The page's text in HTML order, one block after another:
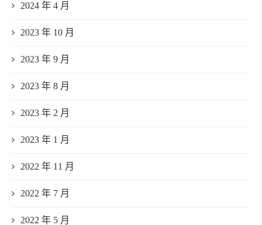
2024 年 4 月
2023 年 10 月
2023 年 9 月
2023 年 8 月
2023 年 2 月
2023 年 1 月
2022 年 11 月
2022 年 7 月
2022 年 5 月